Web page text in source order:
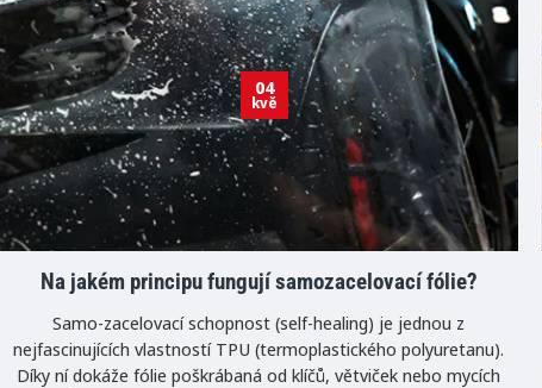
04
kvě
Na jakém principu fungují samozacelovací fólie?
Samo-zacelovací schopnost (self-healing) je jednou z
nejfascinujících vlastností TPU (termoplastického polyuretanu).
Díky ní dokáže fólie poškrábaná od klíčů, větviček nebo mycích